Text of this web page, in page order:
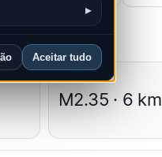
▸
Aceitar tudo
Médias
M2.35 · 6 km